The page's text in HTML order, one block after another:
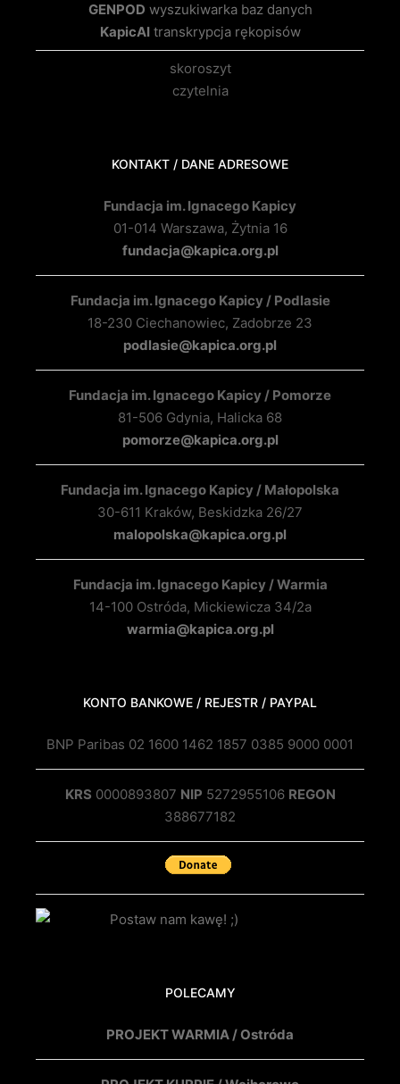
GENPOD wyszukiwarka baz danych
KapicAItranskrypcja rękopisów
skoroszyt
czytelnia
KONTAKT / DANE ADRESOWE
Fundacja im. Ignacego Kapicy
01-014 Warszawa, Żytnia 16
fundacja@kapica.org.pl
Fundacja im. Ignacego Kapicy / Podlasie
18-230 Ciechanowiec, Zadobrze 23
podlasie@kapica.org.pl
Fundacja im. Ignacego Kapicy / Pomorze
81-506 Gdynia, Halicka 68
pomorze@kapica.org.pl
Fundacja im. Ignacego Kapicy / Małopolska
30-611 Kraków, Beskidzka 26/27
malopolska@kapica.org.pl
Fundacja im. Ignacego Kapicy / Warmia
14-100 Ostróda, Mickiewicza 34/2a
warmia@kapica.org.pl
KONTO BANKOWE / REJESTR / PAYPAL
BNP Paribas 02 1600 1462 1857 0385 9000 0001
KRS 0000893807 NIP 5272955106 REGON
388677182
POLECAMY
PROJEKT WARMIA / Ostróda